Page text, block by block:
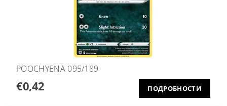
POOCHYENA 095/189
€0,42 ПОДРОБНОСТИ